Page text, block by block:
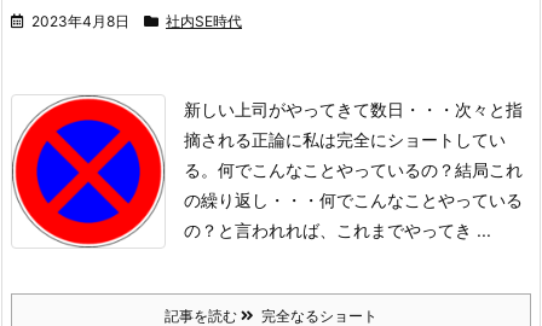
2023年4月8日 社内SE時代
新しい上司がやってきて数日・・・ 次々と指
摘される正論に私は完全にショートしてい
る。 何でこんなことやっているの？結局これ
の繰り返し・・・ 何でこんなことやっている
の？と言われれば、これまでやってき ...
記事を読む 完全なるショート